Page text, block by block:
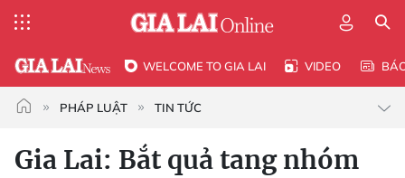
WELCOME TO GIA LAI VIDEO
PHÁP LUẬT TIN TỨC
Gia Lai: Bắt quả tang nhóm